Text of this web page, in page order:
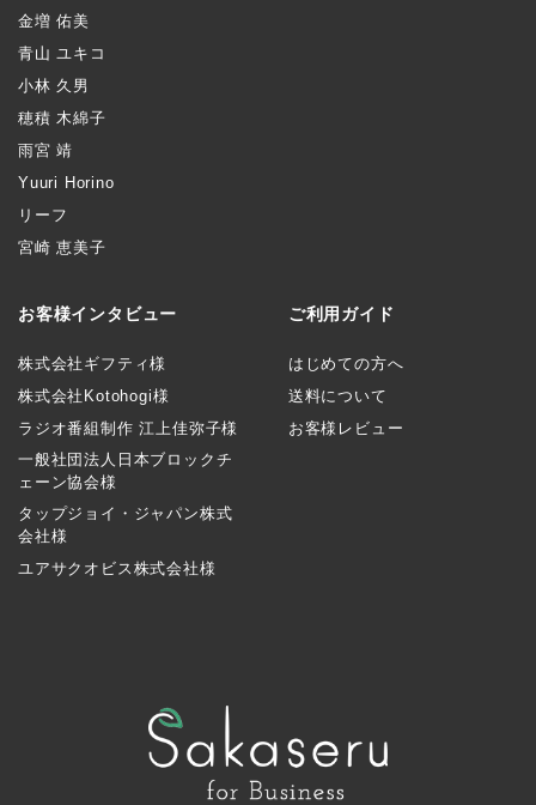
金増 佑美
青山 ユキコ
小林 久男
穂積 木綿子
雨宮 靖
Yuuri Horino
リーフ
宮崎 恵美子
お客様インタビュー
株式会社ギフティ様
株式会社Kotohogi様
ラジオ番組制作 江上佳弥子様
一般社団法人日本ブロックチ
ェーン協会様
タップジョイ・ジャパン株式
会社様
ユアサクオビス株式会社様
ご利用ガイド
はじめての方へ
送料について
お客様レビュー